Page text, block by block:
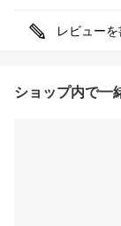
レビューを
ショップ内で一